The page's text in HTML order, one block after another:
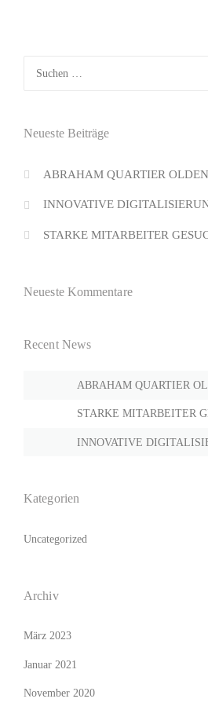
Neueste Beiträge
ABRAHAM QUARTIER
INNOVATIVE
STARKE MITARBEITER
Neueste Kommentare
Recent News
ABRAHAM QUARTIER
STARKE MITARBEITER
INNOVATIVE
Kategorien
Uncategorized
Archiv
März 2023
Januar 2021
November 2020